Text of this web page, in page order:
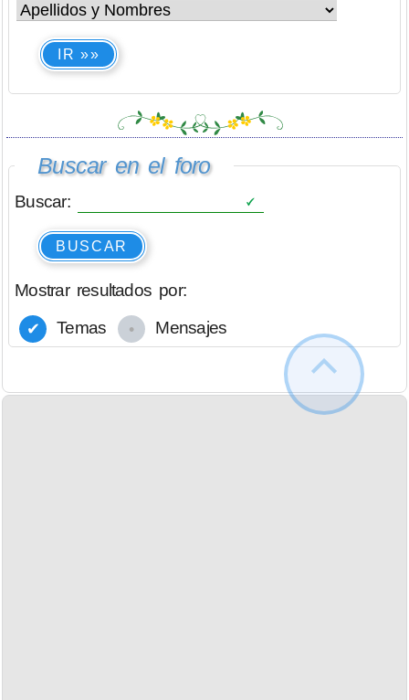
IR »»
Buscar en el foro
Buscar:
BUSCAR
Mostrar resultados por:
Temas
Mensajes